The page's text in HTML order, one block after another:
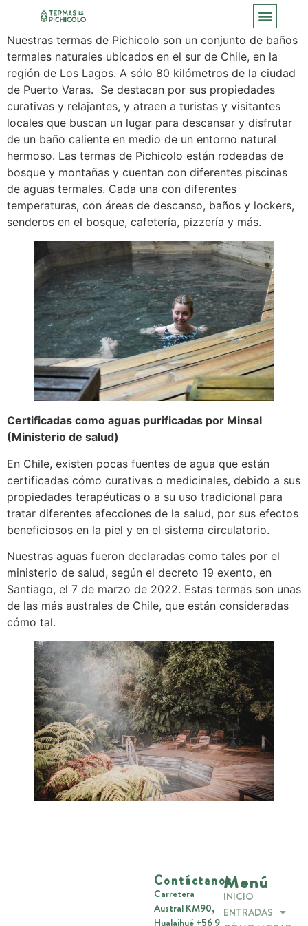
Nuestras termas de Pichicolo son un conjunto de baños
termales naturales ubicados en el sur de Chile, en la
región de Los Lagos. A sólo 80 kilómetros de la ciudad
de Puerto Varas. Se destacan por sus propiedades
curativas y relajantes, y atraen a turistas y visitantes
locales que buscan un lugar para descansar y disfrutar
de un baño caliente en medio de un entorno natural
hermoso. Las termas de Pichicolo están rodeadas de
bosque y montañas y cuentan con diferentes piscinas
de aguas termales. Cada una con diferentes
temperaturas, con áreas de descanso, baños y lockers,
senderos en el bosque, cafetería, pizzería y más.
Certificadas como aguas purificadas por Minsal
(Ministerio de salud)
En Chile, existen pocas fuentes de agua que están
certificadas cómo curativas o medicinales, debido a sus
propiedades terapéuticas o a su uso tradicional para
tratar diferentes afecciones de la salud, por sus efectos
beneficiosos en la piel y en el sistema circulatorio.
Nuestras aguas fueron declaradas como tales por el
ministerio de salud, según el decreto 19 exento, en
Santiago, el 7 de marzo de 2022. Estas termas son unas
de las más australes de Chile, que están consideradas
cómo tal.
Menú
INICIO
ENTRADAS
Contáctanos
Carretera
Austral KM90,
Hualaihué +56 9